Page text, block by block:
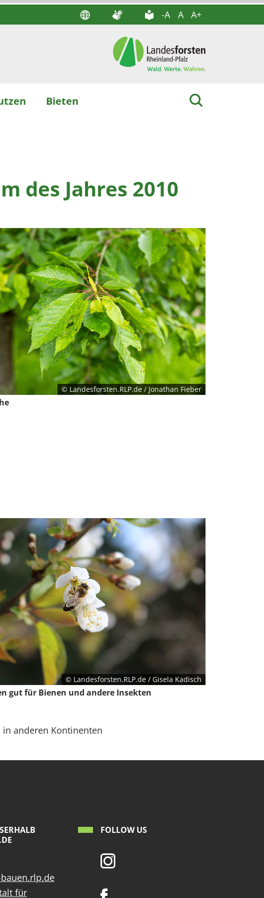
-A A A+
Bieten
des Jahres 2010
© Landesforsten.RLP.de / Jonathan Fieber
© Landesforsten.RLP.de / Gisela Kadisch
gut für Bienen und andere Insekten
anderen Kontinenten
W
für
FOLLOW US